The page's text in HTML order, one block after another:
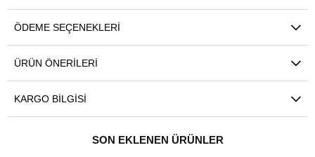
ÖDEME SEÇENEKLERI
ÜRÜN ÖNERILERI
KARGO BILGISI
SON EKLENEN ÜRÜNLER